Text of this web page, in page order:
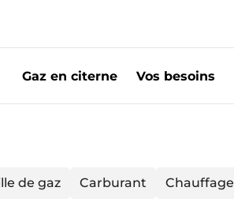
Gaz en citerne Vos besoins
de gaz Carburant Chauffage